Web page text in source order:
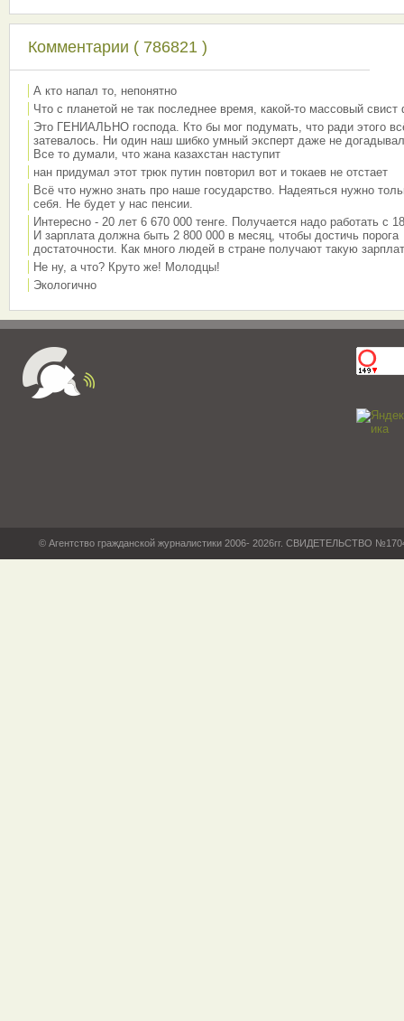
Комментарии ( 786821 )
А кто напал то, непонятно
Что с планетой не так последнее время, какой-то массовый свист
Это ГЕНИАЛЬНО господа. Кто бы мог подумать, что ради этого
затевалось. Ни один наш шибко умный эксперт даже не
Все то думали, что жана казахстан наступит
нан придумал этот трюк путин повторил вот и токаев не отстает
Всё что нужно знать про наше государство. Надеяться нужно
себя. Не будет у нас пенсии.
Интересно - 20 лет 6 670 000 тенге. Получается надо работать с
И зарплата должна быть 2 800 000 в месяц, чтобы достичь порога
достаточности. Как много людей в стране получают такую
Не ну, а что? Круто же! Молодцы!
Экологично
© Агентство гражданской журналистики 2006- 2026гг. СВИДЕТЕЛЬСТВО